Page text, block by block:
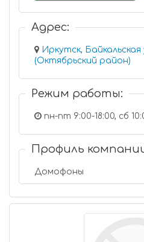
Адрес:
Иркутск, Байкальская
(Октябрьский район)
Режим работы:
пн-пт 9:00-18:00, сб
Профиль
Домофоны